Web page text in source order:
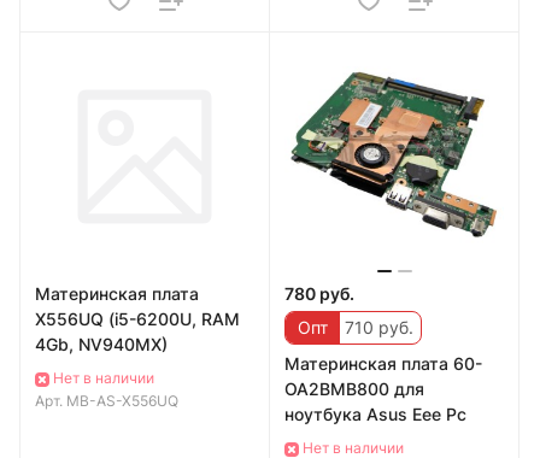
Материнская плата
X556UQ (i5-6200U, RAM
4Gb, NV940MX)
Нет в наличии
Арт. MB-AS-X556UQ
780 руб.
Опт
710 руб.
Материнская плата 60-
OA2BMB800 для
ноутбука Asus Eee Pc
Нет в наличии